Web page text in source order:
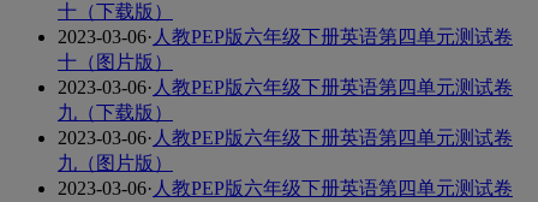
十（下载版）
2023-03-06· 人教PEP版六年级下册英语第四单元测试卷
十（图片版）
2023-03-06· 人教PEP版六年级下册英语第四单元测试卷
九（下载版）
2023-03-06· 人教PEP版六年级下册英语第四单元测试卷
九（图片版）
2023-03-06· 人教PEP版六年级下册英语第四单元测试卷